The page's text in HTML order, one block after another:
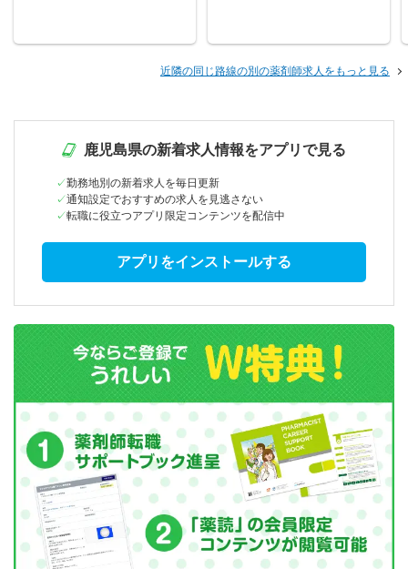
近隣の同じ路線の別の薬剤師求人をもっと見る
鹿児島県の新着求人情報をアプリで見る
勤務地別の新着求人を毎日更新
通知設定でおすすめの求人を見逃さない
転職に役立つアプリ限定コンテンツを配信中
アプリをインストールする